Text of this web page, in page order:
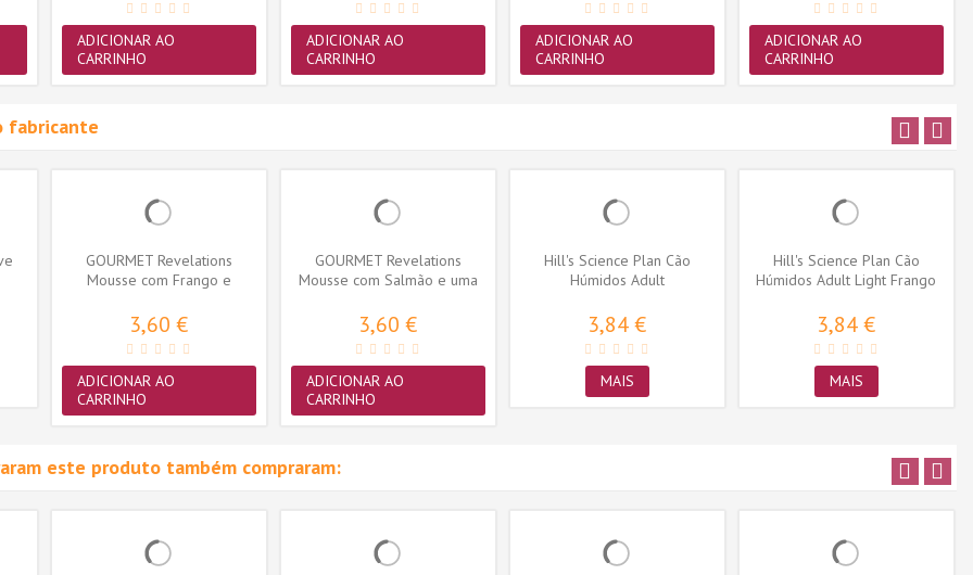
ADICIONAR AO
CARRINHO
ADICIONAR AO
CARRINHO
ADICIONAR AO
CARRINHO
ADICIONAR AO
CARRINHO
fabricante
GOURMET Revelations
Mousse com Frango e
3,60 €
ADICIONAR AO
CARRINHO
GOURMET Revelations
Mousse com Salmão e uma
3,60 €
ADICIONAR AO
CARRINHO
Hill's Science Plan Cão
Húmidos Adult
3,84 €
MAIS
Hill's Science Plan Cão
Húmidos Adult Light Frango
3,84 €
MAIS
este produto também compraram: